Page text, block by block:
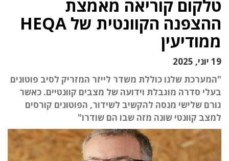
טלקום קוריאה מאמצת
ההצפנה הקוונטית של HEQA
ממודיעין
19 יוני, 2025
"המערכת שלנו כוללת משדר לייזר המזריק לסיב פוטונים
בעלי סדרה מוגבלת וידועה של מצבים קוונטיים. כאשר
גורם שלישי מנסה להקשיב לשידור, הפוטונים קורסים
למצב קוונטי שונה מזה שבו הם שודרו"